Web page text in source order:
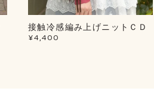
接触冷感編み上げニットＣＤ
¥4,400